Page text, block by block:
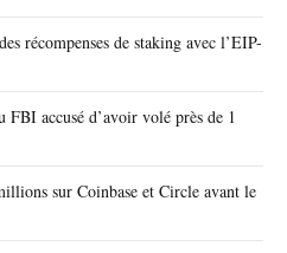
récompenses de staking avec l’EIP-
accusé d’avoir volé près de 1
sur Coinbase et Circle avant le